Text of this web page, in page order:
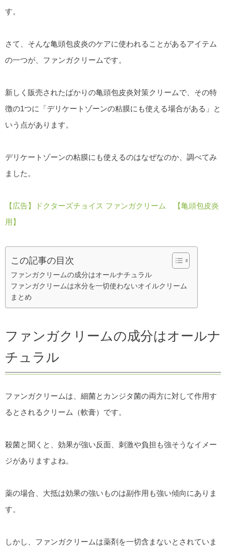
す。
さて、そんな亀頭包皮炎のケアに使われることがあるアイテム
の一つが、ファンガクリームです。
新しく販売されたばかりの亀頭包皮炎対策クリームで、その特
徴の1つに「デリケートゾーンの粘膜にも使える場合がある」と
いう点があります。
デリケートゾーンの粘膜にも使えるのはなぜなのか、調べてみ
ました。
【広告】ドクターズチョイス ファンガクリーム 【亀頭包皮炎
用】
この記事の目次
ファンガクリームの成分はオールナチュラル
ファンガクリームは水分を一切使わないオイルクリーム
まとめ
ファンガクリームの成分はオールナ
チュラル
ファンガクリームは、細菌とカンジタ菌の両方に対して作用す
るとされるクリーム（軟膏）です。
殺菌と聞くと、効果が強い反面、刺激や負担も強そうなイメー
ジがありますよね。
薬の場合、大抵は効果の強いものは副作用も強い傾向にありま
す。
しかし、ファンガクリームは薬剤を一切含まないとされていま